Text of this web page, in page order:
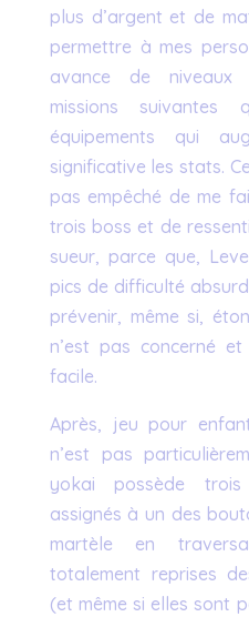
plus d’argent et de
permettre à mes
avance de niveaux
missions
équipements qui
significative les stats.
pas empêché de me
trois boss et de
sueur, parce que,
pics de difficulté
prévenir, même si,
n’est pas concerné
facile.
Après, jeu pour
n’est pas
yokai possède
assignés à un des
martèle en
totalement reprises
(et même si elles sont